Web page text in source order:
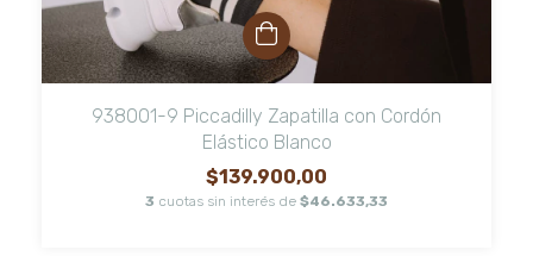
938001-9 Piccadilly Zapatilla con Cordón
Elástico Blanco
$139.900,00
3 cuotas sin interés de $46.633,33